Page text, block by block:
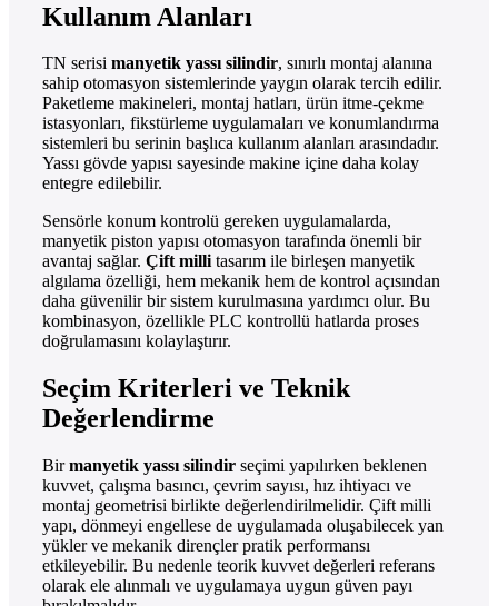
Kullanım Alanları
TN serisi manyetik yassı silindir, sınırlı montaj alanına
sahip otomasyon sistemlerinde yaygın olarak tercih edilir.
Paketleme makineleri, montaj hatları, ürün itme-çekme
istasyonları, fikstürleme uygulamaları ve konumlandırma
sistemleri bu serinin başlıca kullanım alanları arasındadır.
Yassı gövde yapısı sayesinde makine içine daha kolay
entegre edilebilir.
Sensörle konum kontrolü gereken uygulamalarda,
manyetik piston yapısı otomasyon tarafında önemli bir
avantaj sağlar. Çift millitasarım ile birleşen manyetik
algılama özelliği, hem mekanik hem de kontrol açısından
daha güvenilir bir sistem kurulmasına yardımcı olur. Bu
kombinasyon, özellikle PLC kontrollü hatlarda proses
doğrulamasını kolaylaştırır.
Seçim Kriterleri ve Teknik
Değerlendirme
Birmanyetik yassı silindir seçimi yapılırken beklenen
kuvvet, çalışma basıncı, çevrim sayısı, hız ihtiyacı ve
montaj geometrisi birlikte değerlendirilmelidir. Çift milli
yapı, dönmeyi engellese de uygulamada oluşabilecek yan
yükler ve mekanik dirençler pratik performansı
etkileyebilir. Bu nedenle teorik kuvvet değerleri referans
olarak ele alınmalı ve uygulamaya uygun güven payı